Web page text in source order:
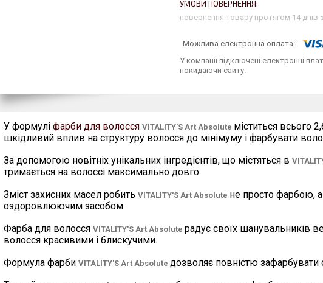
повернення товару протягом 14 днів
У компанії підключені електронні
покидаючи сайту.
У формулі фарби для волосся VITALITY'S Art Absolute міститься всього
шкідливий вплив на структуру волосся до мінімуму і фарбувати
За допомогою новітніх унікальних інгредієнтів, що містяться в
тримається на волоссі максимально довго.
Зміст захисних масел робить VITALITY'S Art Absolute не просто фарбою,
оздоровлюючим засобом.
Фарба для волосся VITALITY'S Art Absolute радує своїх шанувальників
волосся красивими і блискучими.
Формула фарби VITALITY'S Art Absolute дозволяє повністю зафарбувати